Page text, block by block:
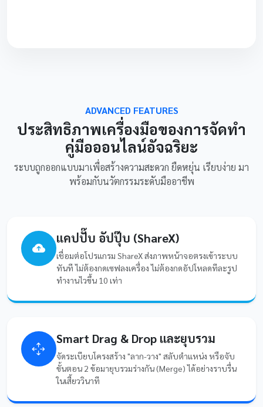
ADVANCED FEATURES
ประสิทธิภาพเครื่องมือของการจัดทำ
คู่มือออนไลน์อัจฉริยะ
ระบบถูกออกแบบมาเพื่อสร้างความสะดวก ยืดหยุ่น เรียบง่าย มา
พร้อมกับนวัตกรรมระดับมืออาชีพ
แคปปั๊บ อัปปุ๊บ (ShareX)
เชื่อมต่อโปรแกรม ShareX ส่งภาพหน้าจอตรงเข้าระบบ
ทันที ไม่ต้องกดเซฟลงเครื่อง ไม่ต้องกดอัปโหลดทีละรูป
ทำงานไวขึ้น 10 เท่า
Smart Drag & Drop และยุบรวม
จัดระเบียบโครงสร้าง "ลาก-วาง" สลับตำแหน่ง หรือจับ
ขั้นตอน 2 ข้อมายุบรวมร่างกัน (Merge) ได้อย่างราบรื่น
ในเสี้ยววินาที